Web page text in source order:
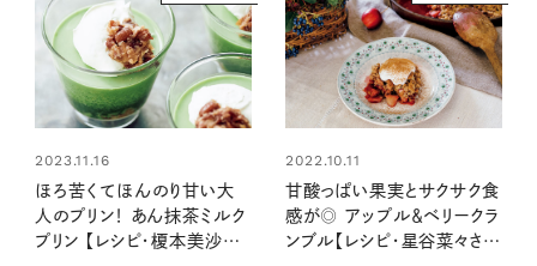
2023.11.16
ほろ苦くてほんのり甘い大
人のプリン！ あん抹茶ミルク
プリン 【レシピ・榎本美沙さ
2022.10.11
甘酸っぱい果実とサクサク食
感が◎ アップル＆ベリークラ
ンブル【レシピ・星谷菜々さ